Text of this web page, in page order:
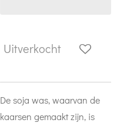
Uitverkocht
De soja was, waarvan de
kaarsen gemaakt zijn, is